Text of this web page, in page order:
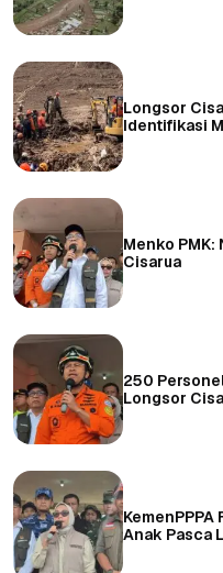
Longsor
Identifikasi
Menko
Cisarua
250
Longsor
Anak Pasca